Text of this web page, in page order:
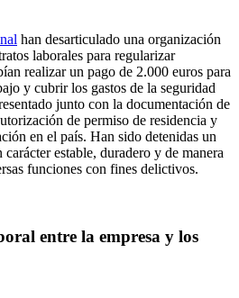
han desarticulado una organización
laborales para regularizar
realizar un pago de 2.000 euros para
y cubrir los gastos de la seguridad
junto con la documentación de
de permiso de residencia y
en el país. Han sido detenidas un
estable, duradero y de manera
funciones con fines delictivos.
entre la empresa y los